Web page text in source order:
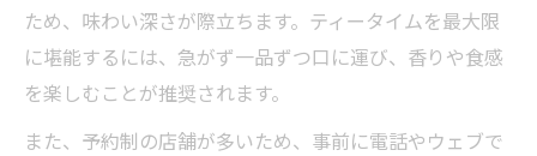
ため、味わい深さが際立ちます。ティータイムを最大限
に堪能するには、急がず一品ずつ口に運び、香りや食感
を楽しむことが推奨されます。
また、予約制の店舗が多いため、事前に電話やウェブで